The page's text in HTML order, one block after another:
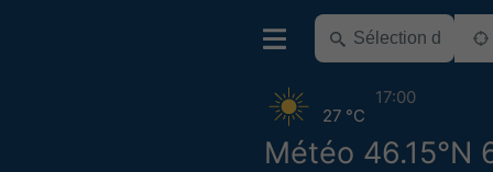
Météo 46.15°N
27 °C
17:00